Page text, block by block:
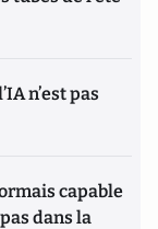
n’est pas
capable
dans la